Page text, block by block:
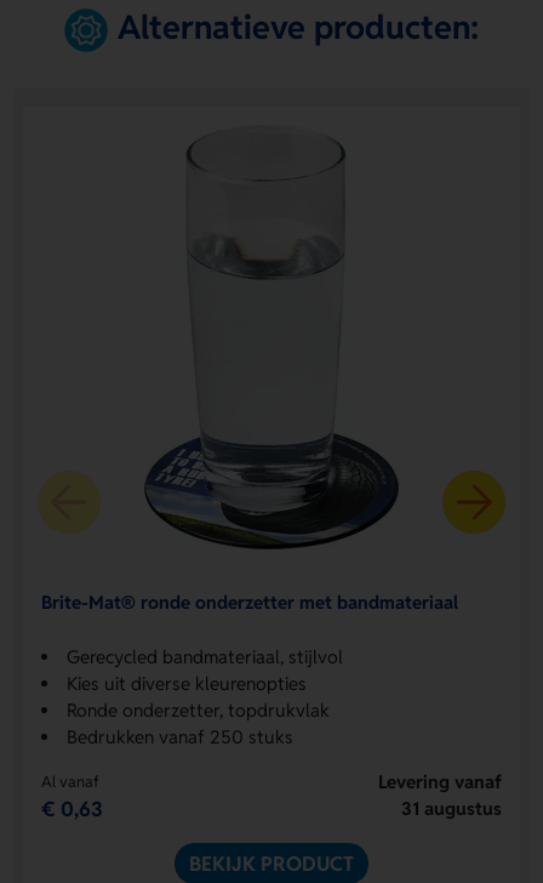
Alternatieve producten:
Brite-Mat® ronde onderzetter met bandmateriaal
Gerecycled bandmateriaal, stijlvol
Kies uit diverse kleurenopties
Ronde onderzetter, topdrukvlak
Bedrukken vanaf 250 stuks
Al vanaf
€ 0,63
Levering vanaf
31 augustus
BEKIJK PRODUCT